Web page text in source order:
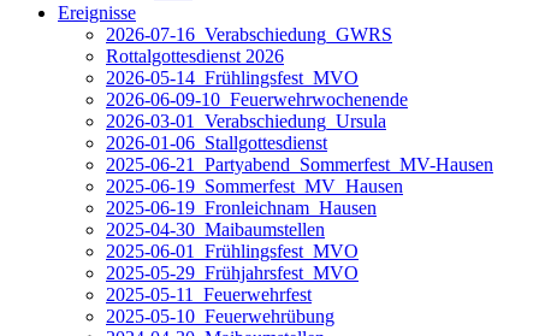
Ereignisse
2026-07-16_Verabschiedung_GWRS
Rottalgottesdienst 2026
2026-05-14_Frühlingsfest_MVO
2026-06-09-10_Feuerwehrwochenende
2026-03-01_Verabschiedung_Ursula
2026-01-06_Stallgottesdienst
2025-06-21_Partyabend_Sommerfest_MV-Hausen
2025-06-19_Sommerfest_MV_Hausen
2025-06-19_Fronleichnam_Hausen
2025-04-30_Maibaumstellen
2025-06-01_Frühlingsfest_MVO
2025-05-29_Frühjahrsfest_MVO
2025-05-11_Feuerwehrfest
2025-05-10_Feuerwehrübung